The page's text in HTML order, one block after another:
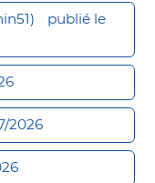
publié le
2026